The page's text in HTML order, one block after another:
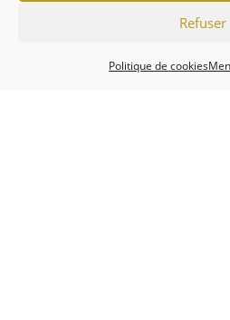
Refuser
Politique de cookies